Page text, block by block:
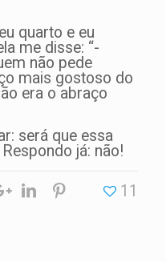
quarto e eu
me disse: “-
não pede
mais gostoso do
era o abraço
será que essa
já: não!
11